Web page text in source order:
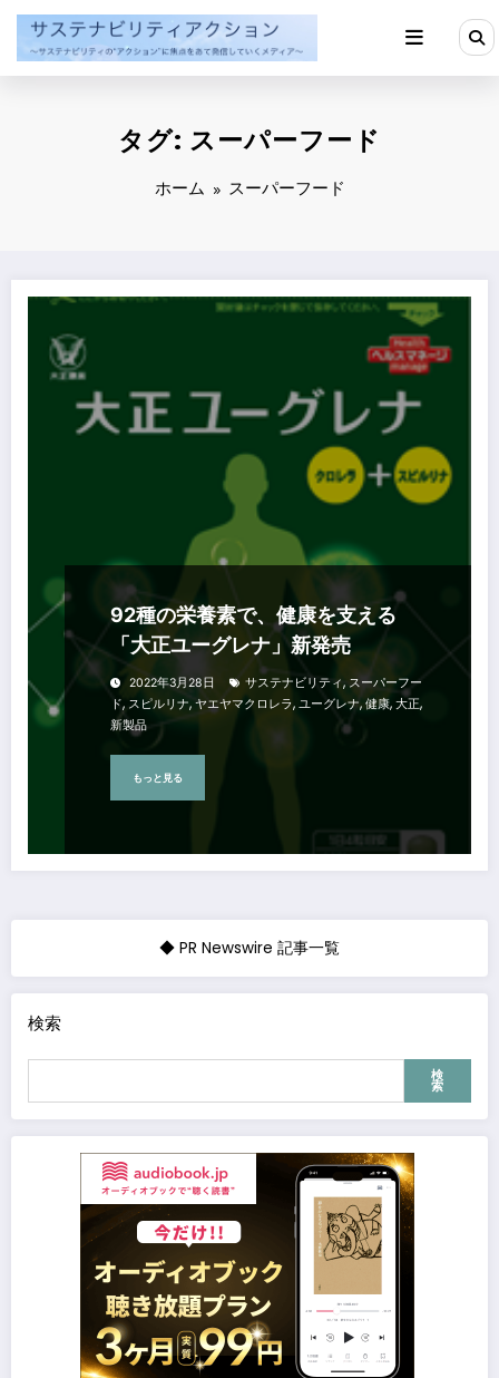
ン
タグ: スーパーフード
ホーム スーパーフード
92種の栄養素で、健康を支える
「大正ユーグレナ」新発売
2022年3月28日 サステナビリティ, スーパーフー
ド, スピルリナ, ヤエヤマクロレラ, ユーグレナ, 健康, 大正,
新製品
もっと見る
◆ PR Newswire 記事一覧
検索
検
索